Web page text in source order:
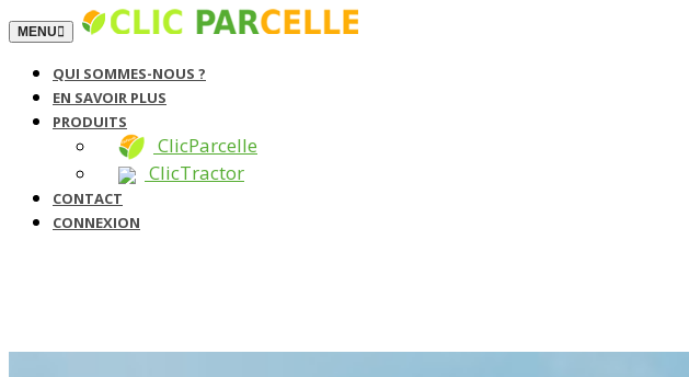
TOGGLE NAVIGATION
MENU
QUI SOMMES-NOUS ?
EN SAVOIR PLUS
PRODUITS
ClicParcelle
ClicTractor
CONTACT
CONNEXION